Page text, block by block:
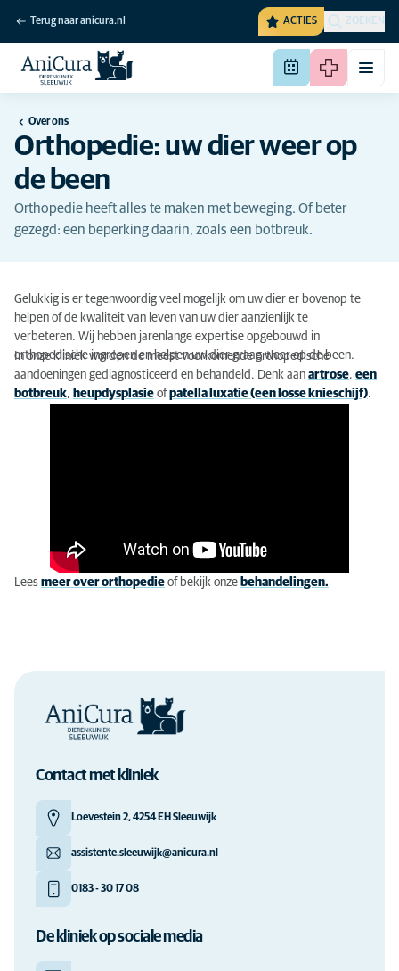
Terug naar anicura.nl ACTIES ZOEKEN
Over ons
Orthopedie: uw dier weer op
de been
Orthopedie heeft alles te maken met beweging. Of beter
gezegd: een beperking daarin, zoals een botbreuk.
Gelukkig is er tegenwoordig veel mogelijk om uw dier er bovenop te
helpen of de kwaliteit van leven van uw dier aanzienlijk te
verbeteren. Wij hebben jarenlange expertise opgebouwd in
orthopedische ingrepen en helpen uw dier graag weer op de been.
In onze kliniek worden de meest voorkomende orthopedische
aandoeningen gediagnosticeerd en behandeld. Denk aan artrose, een
botbreuk, heupdysplasie ofpatella luxatie (een losse knieschijf).
Lees meer over orthopedie of bekijk onze behandelingen.
Contact met kliniek
Loevestein 2, 4254 EH Sleeuwijk
assistente.sleeuwijk@anicura.nl
0183 - 30 17 08
De kliniek op sociale media